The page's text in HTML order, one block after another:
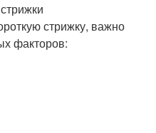
стрижку, важно
факторов: